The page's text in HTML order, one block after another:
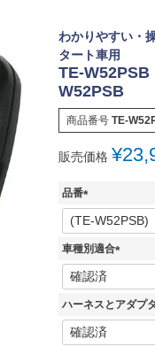
わかりやすい・
タート車用
TE-W52PSB
W52PSB
商品番号 TE-
販売価格 ¥
品番
(
必
須
車種別適合
(
須
ハーネスとアダプ